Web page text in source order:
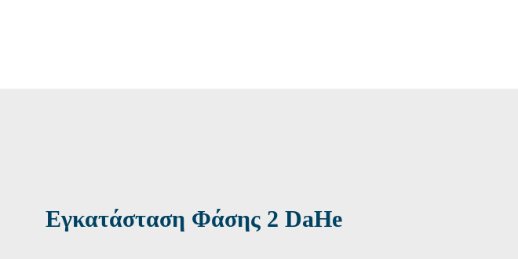
Εγκατάσταση Φάσης 2 DaHe